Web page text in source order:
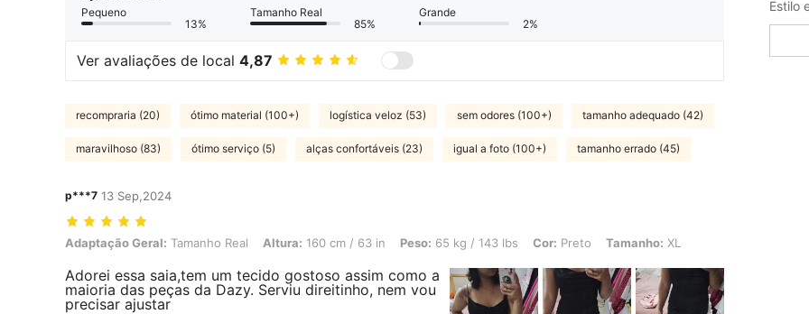
Pequeno
13%
Tamanho Real
85%
Grande
2%
Ver avaliações de local 4,87
recompraria (20) ótimo material (100+) logística veloz (53) sem odores (100+) tamanho adequado (42)
maravilhoso (83) ótimo serviço (5) alças confortáveis (23) igual a foto (100+) tamanho errado (45)
p***7 13 Sep,2024
Adaptação Geral: Tamanho Real, Altura: 160 cm / 63 in, Peso: 65 kg / 143 lbs, Cor: Preto, Tamanho: XL
Adaptação Geral: Tamanho Real Altura: 160 cm / 63 in Peso: 65 kg / 143 lbs Cor: Preto Tamanho: XL
Adorei essa saia,tem um tecido gostoso assim como a
maioria das peças da Dazy. Serviu direitinho, nem vou
precisar ajustar